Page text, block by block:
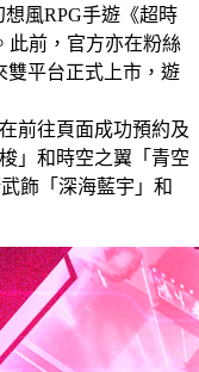
想風RPG手遊《超時
此前，官方亦在粉絲
雙平台正式上市，遊
前往頁面成功預約及
」和時空之翼「青空
飾「深海藍宇」和